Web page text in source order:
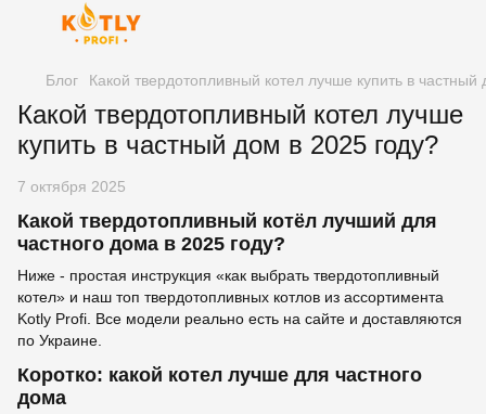
Блог Какой твердотопливный котел лучше купить в частный
Какой твердотопливный котел лучше
купить в частный дом в 2025 году?
7 октября 2025
Какой твердотопливный котёл лучший для
частного дома в 2025 году?
Ниже - простая инструкция «как выбрать твердотопливный
котел» и наш топ твердотопливных котлов из ассортимента
Kotly Profi. Все модели реально есть на сайте и доставляются
по Украине.
Коротко: какой котел лучше для частного
дома